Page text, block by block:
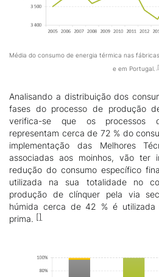
Média do consumo de energia térmica nas
e em Portugal.
Analisando a distribuição dos
fases do processo de produção
verifica-se que os processos
representam cerca de 72 % do
implementação das Melhores
associadas aos moinhos, vão ter
redução do consumo específico
utilizada na sua totalidade no
produção de clínquer pela via
húmida cerca de 42 % é
prima.